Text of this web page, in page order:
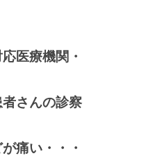
医療機関・
者さんの診察
痛い・・・